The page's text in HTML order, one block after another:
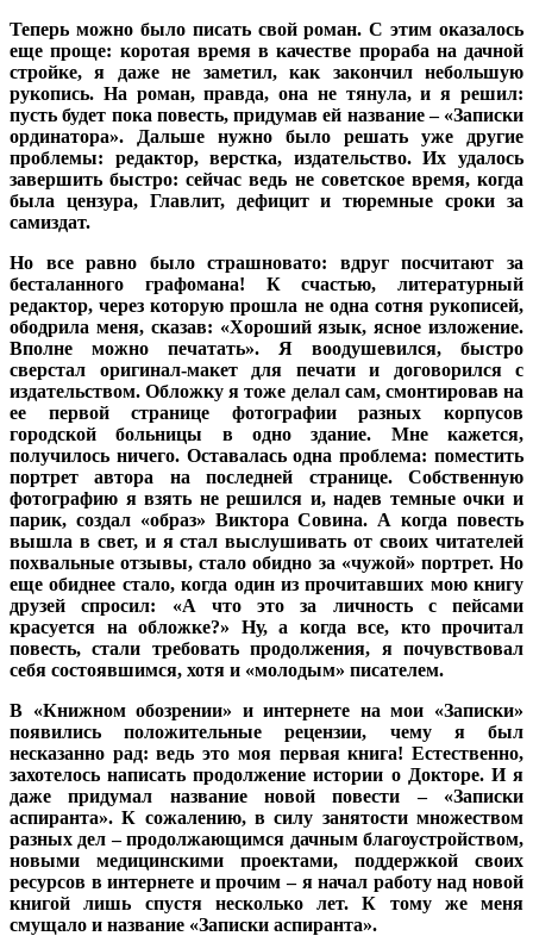
Теперь можно было писать свой роман. С этим оказалось
еще проще: коротая время в качестве прораба на дачной
стройке, я даже не заметил, как закончил небольшую
рукопись. На роман, правда, она не тянула, и я решил:
пусть будет пока повесть, придумав ей название – «Записки
ординатора». Дальше нужно было решать уже другие
проблемы: редактор, верстка, издательство. Их удалось
завершить быстро: сейчас ведь не советское время, когда
была цензура, Главлит, дефицит и тюремные сроки за
самиздат.
Но все равно было страшновато: вдруг посчитают за
бесталанного графомана! К счастью, литературный
редактор, через которую прошла не одна сотня рукописей,
ободрила меня, сказав: «Хороший язык, ясное изложение.
Вполне можно печатать». Я воодушевился, быстро
сверстал оригинал-макет для печати и договорился с
издательством. Обложку я тоже делал сам, смонтировав на
ее первой странице фотографии разных корпусов
городской больницы в одно здание. Мне кажется,
получилось ничего. Оставалась одна проблема: поместить
портрет автора на последней странице. Собственную
фотографию я взять не решился и, надев темные очки и
парик, создал «образ» Виктора Совина. А когда повесть
вышла в свет, и я стал выслушивать от своих читателей
похвальные отзывы, стало обидно за «чужой» портрет. Но
еще обиднее стало, когда один из прочитавших мою книгу
друзей спросил: «А что это за личность с пейсами
красуется на обложке?» Ну, а когда все, кто прочитал
повесть, стали требовать продолжения, я почувствовал
себя состоявшимся, хотя и «молодым» писателем.
В «Книжном обозрении» и интернете на мои «Записки»
появились положительные рецензии, чему я был
несказанно рад: ведь это моя первая книга! Естественно,
захотелось написать продолжение истории о Докторе. И я
даже придумал название новой повести – «Записки
аспиранта». К сожалению, в силу занятости множеством
разных дел – продолжающимся дачным благоустройством,
новыми медицинскими проектами, поддержкой своих
ресурсов в интернете и прочим – я начал работу над новой
книгой лишь спустя несколько лет. К тому же меня
смущало и название «Записки аспиранта».